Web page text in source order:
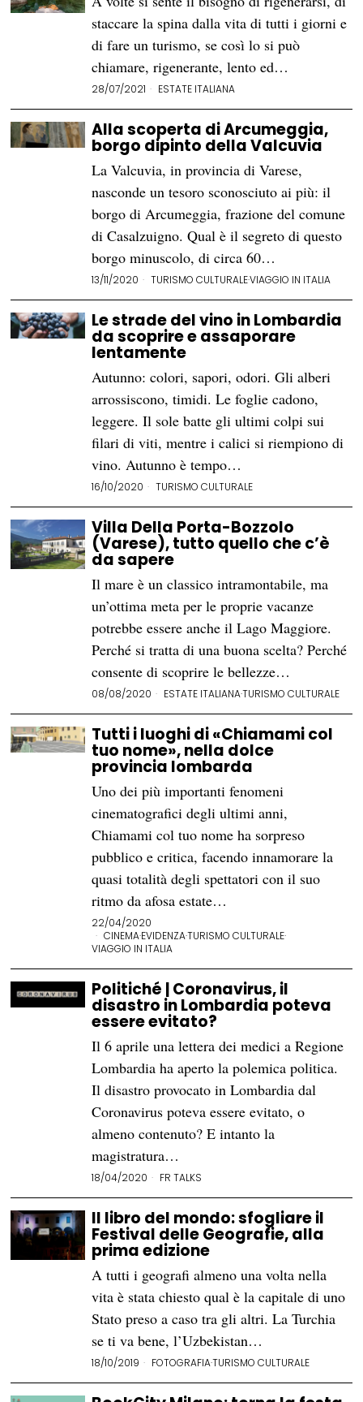
staccare la spina dalla vita di tutti i giorni e
di fare un turismo, se così lo si può
chiamare, rigenerante, lento ed…
28/07/2021 ESTATE ITALIANA
Alla scoperta di Arcumeggia,
borgo dipinto della Valcuvia
La Valcuvia, in provincia di Varese,
nasconde un tesoro sconosciuto ai più: il
borgo di Arcumeggia, frazione del comune
di Casalzuigno. Qual è il segreto di questo
borgo minuscolo, di circa 60…
13/11/2020 TURISMO CULTURALE·VIAGGIO IN ITALIA
Le strade del vino in Lombardia
da scoprire e assaporare
lentamente
Autunno: colori, sapori, odori. Gli alberi
arrossiscono, timidi. Le foglie cadono,
leggere. Il sole batte gli ultimi colpi sui
filari di viti, mentre i calici si riempiono di
vino. Autunno è tempo…
16/10/2020 TURISMO CULTURALE
Villa Della Porta-Bozzolo
(Varese), tutto quello che c’è
da sapere
Il mare è un classico intramontabile, ma
un’ottima meta per le proprie vacanze
potrebbe essere anche il Lago Maggiore.
Perché si tratta di una buona scelta? Perché
consente di scoprire le bellezze…
08/08/2020 ESTATE ITALIANA·TURISMO CULTURALE
Tutti i luoghi di «Chiamami col
tuo nome», nella dolce
provincia lombarda
Uno dei più importanti fenomeni
cinematografici degli ultimi anni,
Chiamami col tuo nome ha sorpreso
pubblico e critica, facendo innamorare la
quasi totalità degli spettatori con il suo
ritmo da afosa estate…
22/04/2020
CINEMA·EVIDENZA·TURISMO CULTURALE·
VIAGGIO IN ITALIA
Politiché | Coronavirus, il
disastro in Lombardia poteva
essere evitato?
Il 6 aprile una lettera dei medici a Regione
Lombardia ha aperto la polemica politica.
Il disastro provocato in Lombardia dal
Coronavirus poteva essere evitato, o
almeno contenuto? E intanto la
magistratura…
18/04/2020 FR TALKS
Il libro del mondo: sfogliare il
Festival delle Geografie, alla
prima edizione
A tutti i geografi almeno una volta nella
vita è stata chiesto qual è la capitale di uno
Stato preso a caso tra gli altri. La Turchia
se ti va bene, l’Uzbekistan…
18/10/2019 FOTOGRAFIA·TURISMO CULTURALE